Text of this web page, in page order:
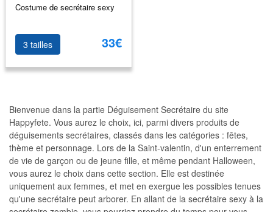
Costume de secrétaire sexy
3 tailles 33€
Bienvenue dans la partie Déguisement Secrétaire du site
Happyfete. Vous aurez le choix, ici, parmi divers produits de
déguisements secrétaires, classés dans les catégories : fêtes,
thème et personnage. Lors de la Saint-valentin, d'un enterrement
de vie de garçon ou de jeune fille, et même pendant Halloween,
vous aurez le choix dans cette section. Elle est destinée
uniquement aux femmes, et met en exergue les possibles tenues
qu'une secrétaire peut arborer. En allant de la secrétaire sexy à la